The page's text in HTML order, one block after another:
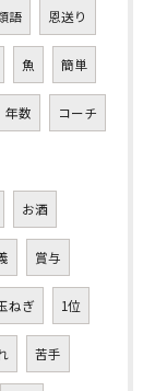
語 恩送り
魚 簡単
年数 コーチ
お酒
賞与
ねぎ 1位
苦手